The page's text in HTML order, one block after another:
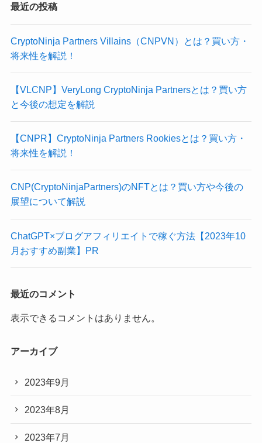
最近の投稿
CryptoNinja Partners Villains（CNPVN）とは？買い方・
将来性を解説！
【VLCNP】VeryLong CryptoNinja Partnersとは？買い方
と今後の想定を解説
【CNPR】CryptoNinja Partners Rookiesとは？買い方・
将来性を解説！
CNP(CryptoNinjaPartners)のNFTとは？買い方や今後の
展望について解説
ChatGPT×ブログアフィリエイトで稼ぐ方法【2023年10
月おすすめ副業】PR
最近のコメント
表示できるコメントはありません。
アーカイブ
2023年9月
2023年8月
2023年7月